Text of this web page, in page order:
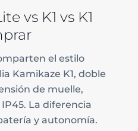
vs K1 vs K1
el estilo
Kamikaze K1, doble
de muelle,
La diferencia
y autonomía.